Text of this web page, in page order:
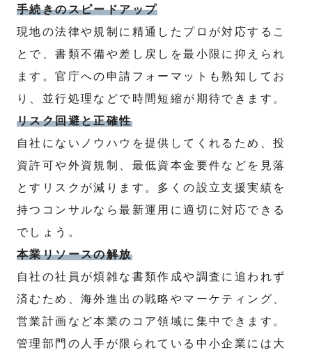
手続きのスピードアップ
現地の法律や規制に精通したプロが対応するこ
とで、書類不備や差し戻しを最小限に抑えられ
ます。官庁への申請フォーマットも熟知してお
り、並行処理などで時間短縮が期待できます。
リスク回避と正確性
自社にないノウハウを提供してくれるため、投
資許可や外資規制、最低資本金要件などを見落
とすリスクが減ります。多くの設立支援実績を
持つコンサルなら最新運用に適切に対応できる
でしょう。
本業リソースの解放
自社の社員が煩雑な書類作成や調査に追われず
済むため、海外進出の戦略やマーケティング、
営業計画など本業のコア領域に集中できます。
管理部門の人手が限られている中小企業には大